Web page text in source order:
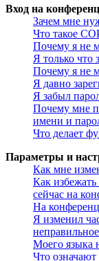
Вход на
Зачем мне
Что такое
Почему я не
Я только что
Почему я не
Я давно
Я забыл
Почему мне
имени и
Что делает
Параметры и
Как мне
Как
сейчас на
На
Я изменил
Моего языка
Что